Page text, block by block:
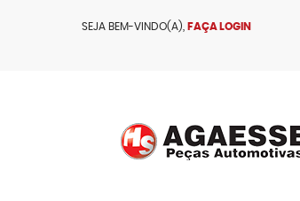
SEJA BEM-VINDO(A), FAÇA LOGIN